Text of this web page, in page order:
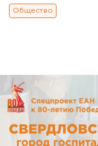
Общество